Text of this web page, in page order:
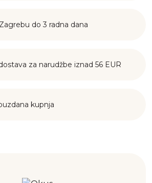
do 3 radna dana
za narudžbe iznad 56 EUR
kupnja